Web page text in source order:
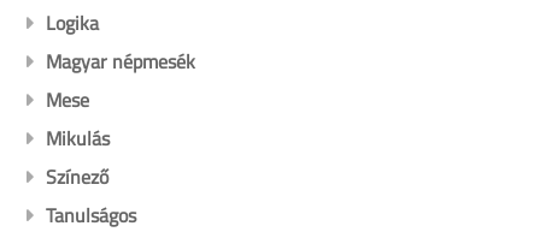
Logika
Magyar népmesék
Mese
Mikulás
Színező
Tanulságos